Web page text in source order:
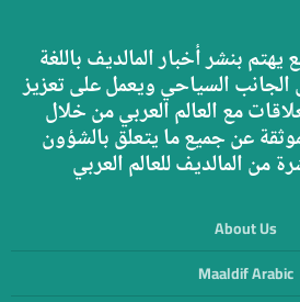
بنشر أخبار المالديف باللغة
الجانب السياحي ويعمل على تعزيز
مع العالم العربي من خلال
عن جميع ما يتعلق بالشؤون
About Us
Maaldif Arabic